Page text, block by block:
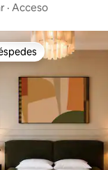
· Acceso